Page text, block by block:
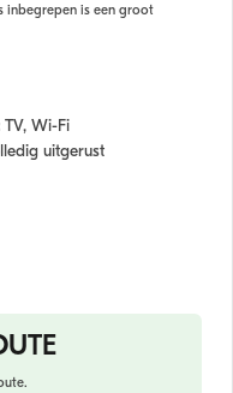
inbegrepen is een groot
TV, Wi-Fi
uitgerust